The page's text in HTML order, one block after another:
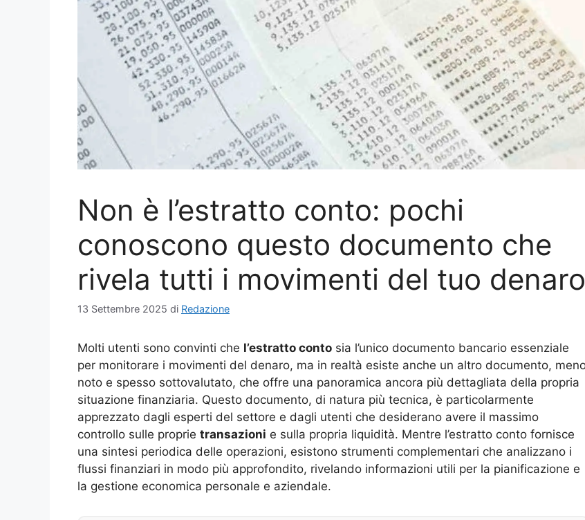
Non è l’estratto conto: pochi
conoscono questo documento che
rivela tutti i movimenti del tuo denaro
13 Settembre 2025 di Redazione
Molti utenti sono convinti che l’estratto conto sia l’unico documento bancario essenziale
per monitorare i movimenti del denaro, ma in realtà esiste anche un altro documento,
noto e spesso sottovalutato, che offre una panoramica ancora più dettagliata della propria
situazione finanziaria. Questo documento, di natura più tecnica, è particolarmente
apprezzato dagli esperti del settore e dagli utenti che desiderano avere il massimo
controllo sulle proprie transazioni e sulla propria liquidità. Mentre l’estratto conto fornisce
una sintesi periodica delle operazioni, esistono strumenti complementari che analizzano i
flussi finanziari in modo più approfondito, rivelando informazioni utili per la pianificazione e
la gestione economica personale e aziendale.